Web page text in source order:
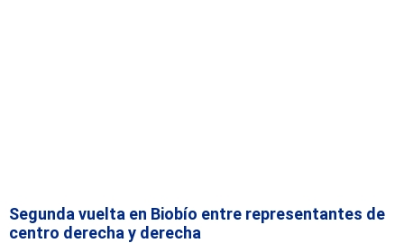
Segunda vuelta en Biobío entre representantes de
centro derecha y derecha